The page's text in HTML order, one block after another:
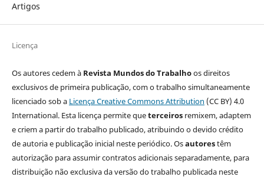
Artigos
Licença
Os autores cedem à Revista Mundos do Trabalhoos direitos
exclusivos de primeira publicação, com o trabalho simultaneamente
licenciado sob a Licença Creative Commons Attribution (CC BY) 4.0
International. Esta licença permite queterceirosremixem, adaptem
e criem a partir do trabalho publicado, atribuindo o devido crédito
de autoria e publicação inicial neste periódico. Osautorestêm
autorização para assumir contratos adicionais separadamente, para
distribuição não exclusiva da versão do trabalho publicada neste